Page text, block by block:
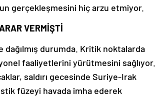
gerçekleşmesini hiç arzu etmiyor.
VERMİŞTİ
durumda. Kritik noktalarda
faaliyetlerini yürütmesini sağlıyor.
saldırı gecesinde Suriye-Irak
füzeyi havada imha ederek